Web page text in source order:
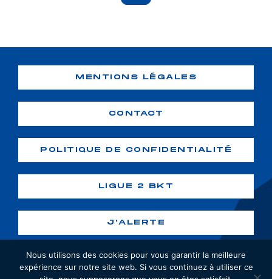
MENTIONS LÉGALES
CONTACT
POLITIQUE DE CONFIDENTIALITÉ
LIGUE 2 BKT
J'ALERTE
Nous utilisons des cookies pour vous garantir la meilleure
expérience sur notre site web. Si vous continuez à utiliser ce